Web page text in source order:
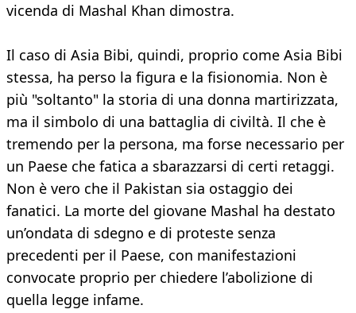
vicenda di Mashal Khan dimostra.
Il caso di Asia Bibi, quindi, proprio come Asia Bibi
stessa, ha perso la figura e la fisionomia. Non è
più "soltanto" la storia di una donna martirizzata,
ma il simbolo di una battaglia di civiltà. Il che è
tremendo per la persona, ma forse necessario per
un Paese che fatica a sbarazzarsi di certi retaggi.
Non è vero che il Pakistan sia ostaggio dei
fanatici. La morte del giovane Mashal ha destato
un’ondata di sdegno e di proteste senza
precedenti per il Paese, con manifestazioni
convocate proprio per chiedere l’abolizione di
quella legge infame.